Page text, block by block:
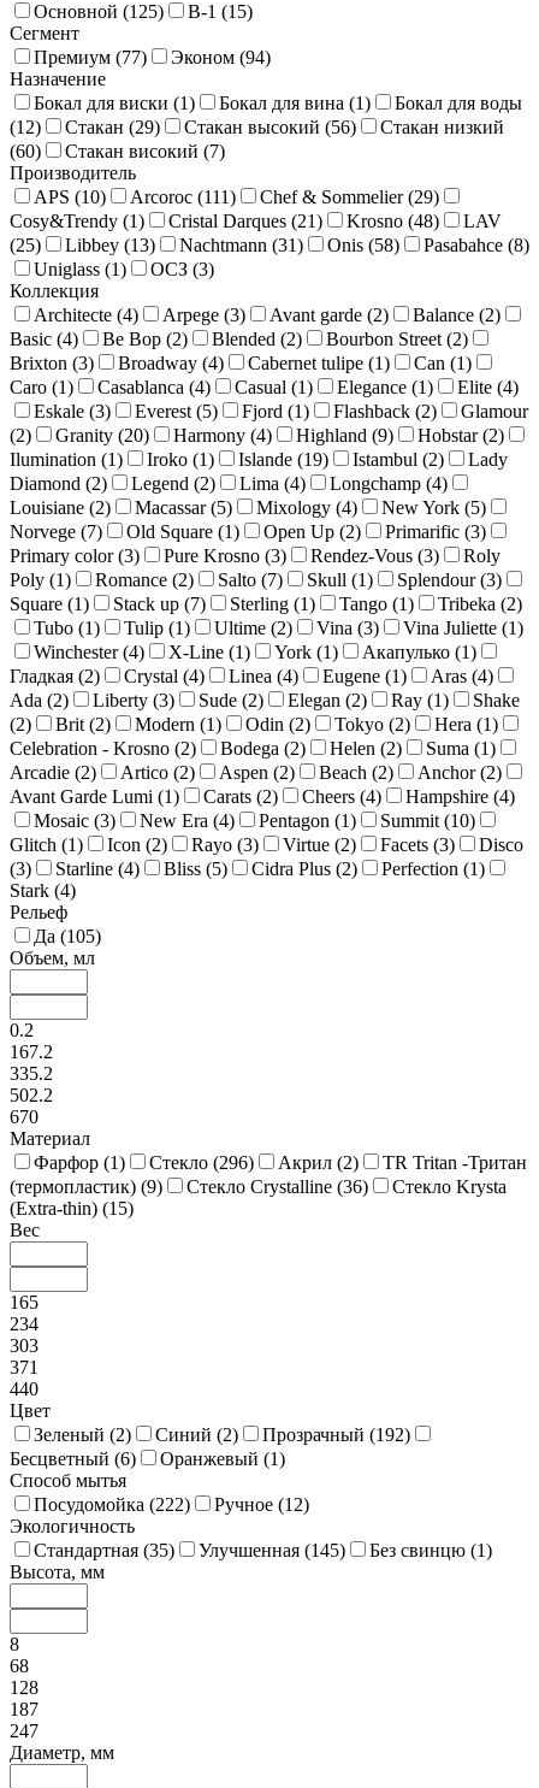
Основной (125) В-1 (15)
Сегмент
Премиум (77) Эконом (94)
Назначение
Бокал для виски (1) Бокал для вина (1)
Бокал для воды
(12) Стакан (29) Стакан высокий (56)
Стакан низкий
(60) Стакан високий (7)
Производитель
APS (10) Arcoroc (111) Chef & Sommelier (29)
Cosy&Trendy (1) Cristal Darques (21) Krosno (48)
LAV
(25) Libbey (13) Nachtmann (31) Onis (58) Pasabahce (8)
Uniglass (1) ОСЗ (3)
Коллекция
Architecte (4) Arpege (3) Avant garde (2) Balance (2)
Basic (4) Be Bop (2) Blended (2) Bourbon Street (2)
Brixton (3) Broadway (4) Cabernet tulipe (1) Can (1)
Caro (1) Casablanca (4) Casual (1) Elegance (1) Elite (4)
Eskale (3) Everest (5) Fjord (1) Flashback (2)
Glamour
(2) Granity (20) Harmony (4) Highland (9) Hobstar (2)
Ilumination (1) Iroko (1) Islande (19) Istambul (2)
Lady
Diamond (2) Legend (2) Lima (4) Longchamp (4)
Louisiane (2) Macassar (5) Mixology (4) New York (5)
Norvege (7) Old Square (1) Open Up (2) Primarific (3)
Primary color (3) Pure Krosno (3) Rendez-Vous (3)
Roly
Poly (1) Romance (2) Salto (7) Skull (1) Splendour (3)
Square (1) Stack up (7) Sterling (1) Tango (1) Tribeka (2)
Tubo (1) Tulip (1) Ultime (2) Vina (3) Vina Juliette (1)
Winchester (4) X-Line (1) York (1) Акапулько (1)
Гладкая (2) Crystal (4) Linea (4) Eugene (1) Aras (4)
Ada (2) Liberty (3) Sude (2) Elegan (2) Ray (1)
Shake
(2) Brit (2) Modern (1) Odin (2) Tokyo (2) Hera (1)
Celebration - Krosno (2) Bodega (2) Helen (2) Suma (1)
Arcadie (2) Artico (2) Aspen (2) Beach (2) Anchor (2)
Avant Garde Lumi (1) Carats (2) Cheers (4) Hampshire (4)
Mosaic (3) New Era (4) Pentagon (1) Summit (10)
Glitch (1) Icon (2) Rayo (3) Virtue (2) Facets (3)
Disco
(3) Starline (4) Bliss (5) Cidra Plus (2) Perfection (1)
Stark (4)
Рельеф
Да (105)
Объем, мл
0.2
167.2
335.2
502.2
670
Материал
Фарфор (1) Стекло (296) Акрил (2)
TR Tritan -Тритан
(термопластик) (9) Стекло Crystalline (36)
Стекло Krysta
(Extra-thin) (15)
Вес
165
234
303
371
440
Цвет
Зеленый (2) Синий (2) Прозрачный (192)
Бесцветный (6) Оранжевый (1)
Способ мытья
Посудомойка (222) Ручное (12)
Экологичность
Стандартная (35) Улучшенная (145) Без свинцю (1)
Высота, мм
8
68
128
187
247
Диаметр, мм